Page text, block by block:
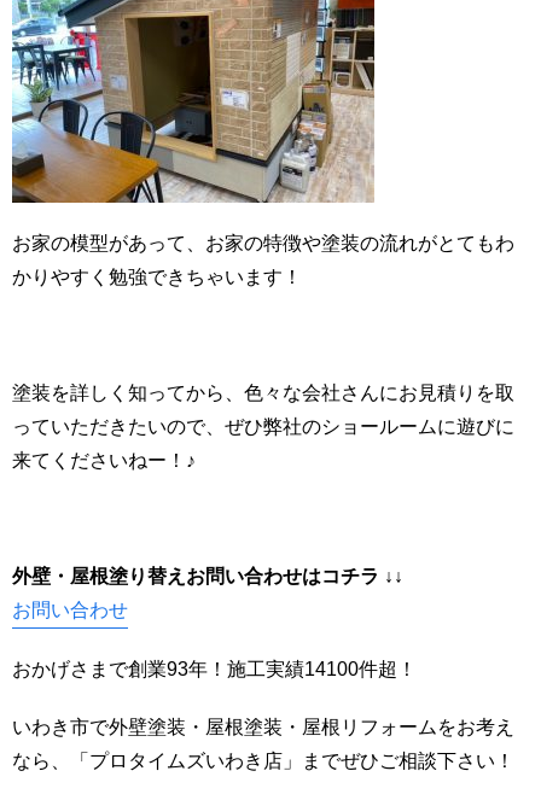
お家の模型があって、お家の特徴や塗装の流れがとてもわ
かりやすく勉強できちゃいます！
塗装を詳しく知ってから、色々な会社さんにお見積りを取
っていただきたいので、ぜひ弊社のショールームに遊びに
来てくださいねー！♪
外壁・屋根塗り替えお問い合わせはコチラ ↓↓
お問い合わせ
おかげさまで創業93年！施工実績14100件超！
いわき市で外壁塗装・屋根塗装・屋根リフォームをお考え
なら、「プロタイムズいわき店」までぜひご相談下さい！